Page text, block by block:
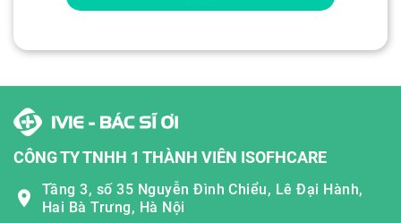
CÔNG TY TNHH 1 THÀNH VIÊN ISOFHCARE
Tầng 3, số 35 Nguyễn Đình Chiểu, Lê Đại Hành,
Hai Bà Trưng, Hà Nội